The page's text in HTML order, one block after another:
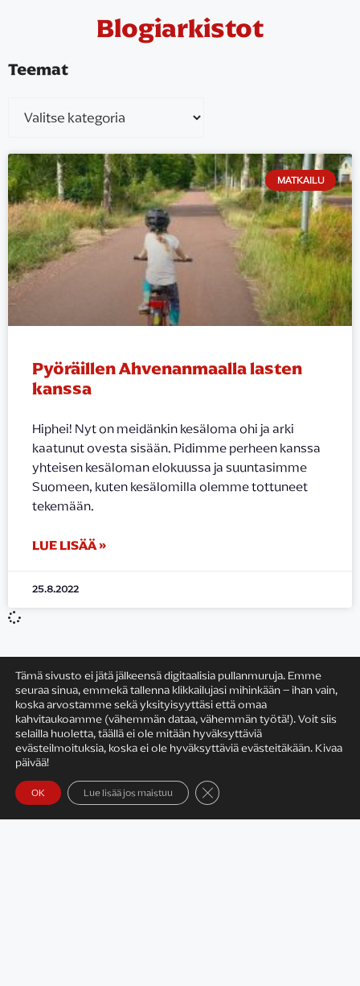
Blogiarkistot
Teemat
MATKAILU
Pyöräillen Ahvenanmaalla lasten
kanssa
Hiphei! Nyt on meidänkin kesäloma ohi ja arki
kaatunut ovesta sisään. Pidimme perheen kanssa
yhteisen kesäloman elokuussa ja suuntasimme
Suomeen, kuten kesälomilla olemme tottuneet
tekemään.
LUE LISÄÄ »
25.8.2022
Satu Rämö
Yhteystiedot
Tämä sivusto ei jätä jälkeensä digitaalisia pullanmuruja. Emme
seuraa sinua, emmekä tallenna klikkailujasi mihinkään – ihan vain,
koska arvostamme sekä yksityisyyttäsi että omaa
kahvitaukoamme (vähemmän dataa, vähemmän työtä!). Voit siis
selailla huoletta, täällä ei ole mitään hyväksyttäviä
evästeilmoituksia, koska ei ole hyväksyttäviä evästeitäkään. Kivaa
päivää!
OK Lue lisää jos maistuu Sulje evästebanneri